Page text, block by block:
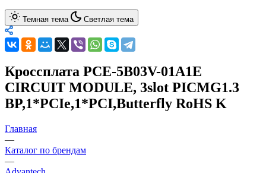
Темная тема Светлая тема
Кроссплата PCE-5B03V-01A1E
CIRCUIT MODULE, 3slot PICMG1.3
BP,1*PCIe,1*PCI,Butterfly RoHS K
Главная
—
Каталог по брендам
—